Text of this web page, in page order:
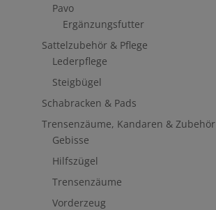
Pavo
Ergänzungsfutter
Sattelzubehör & Pflege
Lederpflege
Steigbügel
Schabracken & Pads
Trensenzäume, Kandaren & Zubehör
Gebisse
Hilfszügel
Trensenzäume
Vorderzeug